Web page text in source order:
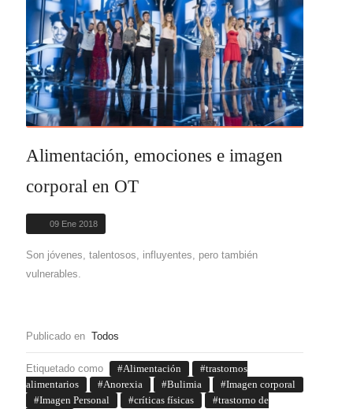
Alimentación, emociones e imagen
corporal en OT
09 Ene 2018
Son jóvenes, talentosos, influyentes, pero también
vulnerables.
Publicado en Todos
Etiquetado como Alimentación
trastornos
alimentarios
Anorexia Bulimia
Imagen corporal
Imagen Personal
críticas físicas
trastorno de